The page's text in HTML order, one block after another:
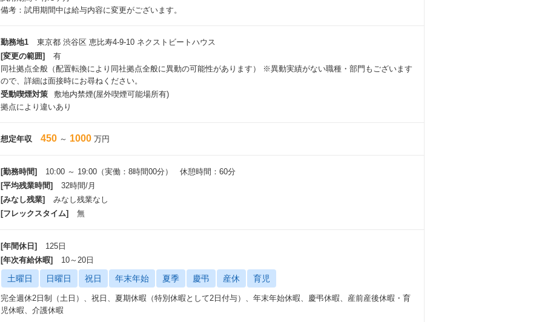
備考：試用期間中は給与内容に変更がございます。
勤務地1
東京都 渋谷区 恵比寿4-9-10 ネクストビートハウス
[変更の範囲]
有
同社拠点全般（配置転換により同社拠点全般に異動の可能性があります） ※異動実績がない職種・部門もございます
ので、詳細は面接時にお尋ねください。
受動喫煙対策
敷地内禁煙(屋外喫煙可能場所有)
拠点により違いあり
想定年収 450 ～ 1000 万円
[勤務時間]
10:00 ～ 19:00（実働：8時間00分） 休憩時間：60分
[平均残業時間]
32時間/月
[みなし残業]
みなし残業なし
[フレックスタイム]
無
[年間休日]
125日
[年次有給休暇]
10～20日
土曜日 日曜日 祝日 年末年始 夏季 慶弔 産休 育児
完全週休2日制（土日）、祝日、夏期休暇（特別休暇として2日付与）、年末年始休暇、慶弔休暇、産前産後休暇・育
児休暇、介護休暇